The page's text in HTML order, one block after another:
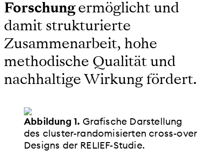
Forschungermöglicht und
damit strukturierte
Zusammenarbeit, hohe
methodische Qualität und
nachhaltige Wirkung fördert.
Abbildung 1. Grafische Darstellung
des cluster-randomisierten cross-over
Designs der RELIEF-Studie.